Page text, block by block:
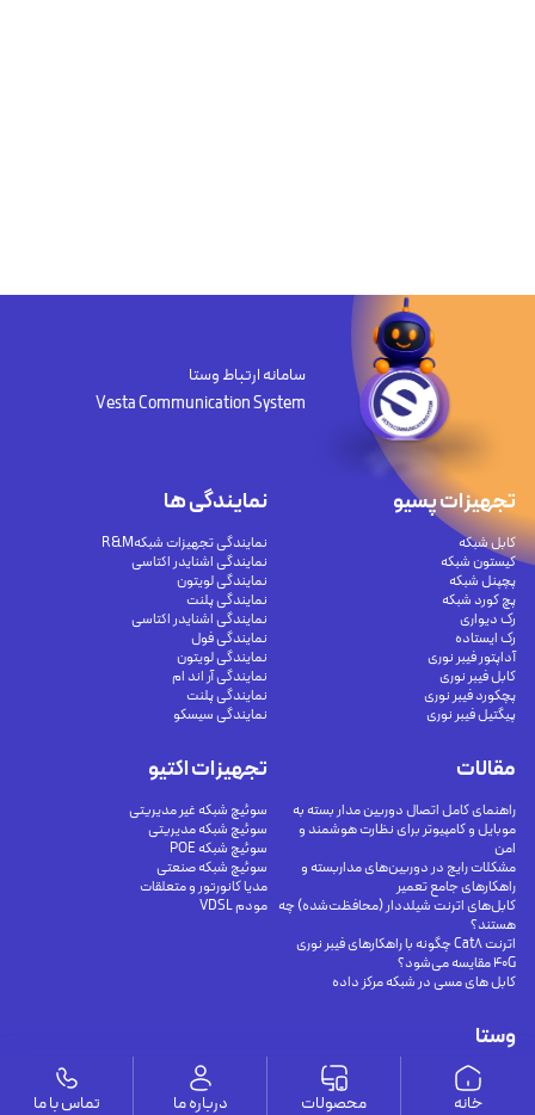
سامانه ارتباط وستا
Vesta Communication System
وستا
ارتباط با ما
درباره ما
تجهیزات پسیو
کابل شبکه
کیستون شبکه
پچپنل شبکه
پچ کورد شبکه
رک دیواری
رک ایستاده
آداپتور فیبر نوری
کابل فیبر نوری
پچکورد فیبر نوری
پیگتیل فیبر نوری
تجهیزات اکتیو
سوئیچ شبکه غیر مدیریتی
سوئیچ شبکه مدیریتی
سوئیچ شبکه POE
سوئیچ شبکه صنعتی
مدیا کانورتور و متعلقات
مودم VDSL
نمایندگی ها
نمایندگی تجهیزات شبکهR&M
نمایندگی اشنایدر اکتاسی
نمایندگی لویتون
نمایندگی پلنت
نمایندگی اشنایدر اکتاسی
نمایندگی فول
نمایندگی لویتون
نمایندگی آر اند ام
نمایندگی پلنت
نمایندگی سیسکو
مقالات
راهنمای کامل اتصال دوربین مدار بسته به
موبایل و کامپیوتر برای نظارت هوشمند و
امن
مشکلات رایج در دوربین‌های مداربسته و
راهکارهای جامع تعمیر
کابل‌های اترنت شیلددار (محافظت‌شده) چه
هستند؟
اترنت Cat8 چگونه با راهکارهای فیبر نوری
40G مقایسه می‌شود؟
کابل های مسی در شبکه مرکز داده
خانه محصولات درباره ما تماس با ما